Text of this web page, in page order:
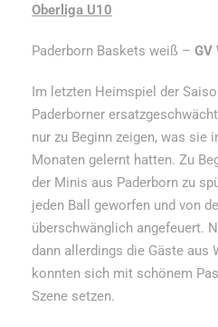
Oberliga U10
Paderborn Baskets weiß – GV
Im letzten Heimspiel der
Paderborner
nur zu Beginn zeigen, was sie
Monaten gelernt hatten. Zu
der Minis aus Paderborn zu
jeden Ball geworfen und von
überschwänglich angefeuert.
dann allerdings die Gäste aus
konnten sich mit schönem
Szene setzen.